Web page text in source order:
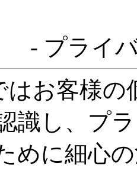
- プライ
お客様の
識し、プ
めに細心